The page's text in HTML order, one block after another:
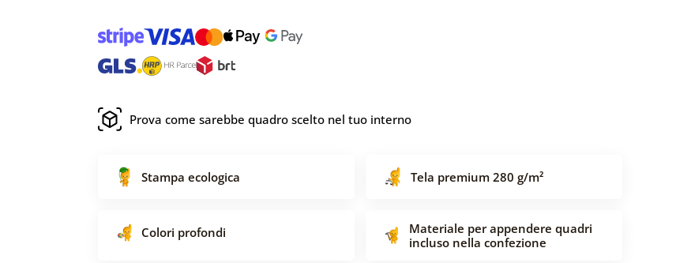
Prova come sarebbe quadro scelto nel tuo interno
Stampa ecologica Tela premium 280 g/m²
Colori profondi
Materiale per appendere quadri
incluso nella confezione